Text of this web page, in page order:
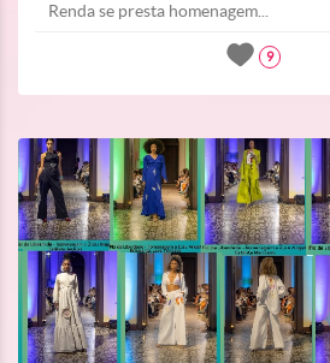
Renda se presta homenagem...
9